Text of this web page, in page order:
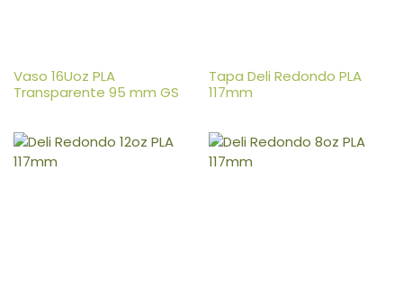
Vaso 16Uoz PLA
Transparente 95 mm GS
Tapa Deli Redondo PLA
117mm